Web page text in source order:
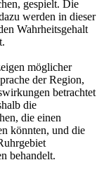
gespielt. Die
werden in dieser
Wahrheitsgehalt
möglicher
der Region,
betrachtet
die
die einen
könnten, und die
behandelt.